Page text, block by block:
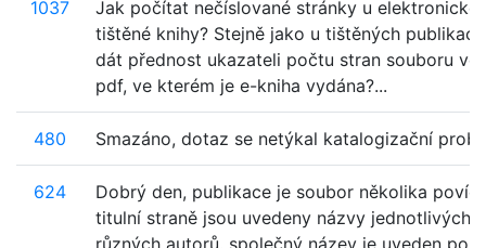
1037
Jak počítat nečíslované stránky u elektronické
tištěné knihy? Stejně jako u tištěných
dát přednost ukazateli počtu stran souboru ve
pdf, ve kterém je e-kniha vydána?...
480 Smazáno, dotaz se netýkal katalogizační
624
Dobrý den, publikace je soubor několika
titulní straně jsou uvedeny názvy jednotlivých
různých autorů, společný název je uveden